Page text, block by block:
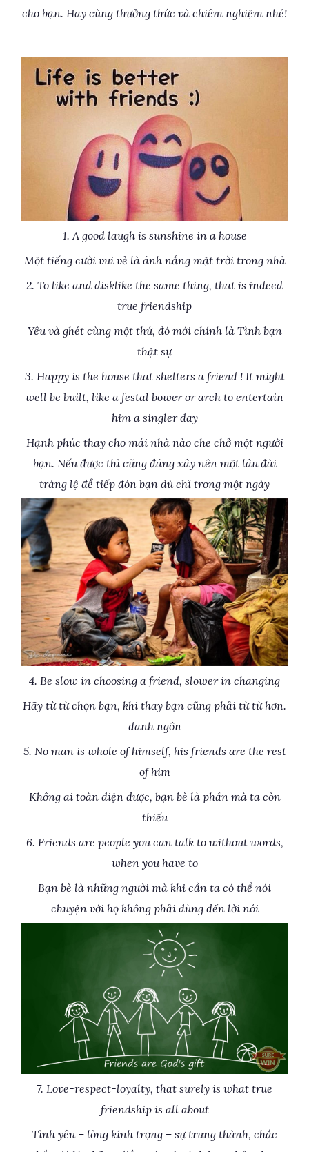
cho bạn. Hãy cùng thưởng thức và chiêm nghiệm nhé!
1. A good laugh is sunshine in a house
Một tiếng cười vui vẻ là ánh nắng mặt trời trong nhà
2. To like and disklike the same thing, that is indeed
true friendship
Yêu và ghét cùng một thứ, đó mới chính là Tình bạn
thật sự
3. Happy is the house that shelters a friend ! It might
well be built, like a festal bower or arch to entertain
him a singler day
Hạnh phúc thay cho mái nhà nào che chở một người
bạn. Nếu được thì cũng đáng xây nên một lâu đài
tráng lệ để tiếp đón bạn dù chỉ trong một ngày
4. Be slow in choosing a friend, slower in changing
Hãy từ từ chọn bạn, khi thay bạn cũng phải từ từ hơn.
danh ngôn
5. No man is whole of himself, his friends are the rest
of him
Không ai toàn diện được, bạn bè là phần mà ta còn
thiếu
6. Friends are people you can talk to without words,
when you have to
Bạn bè là những người mà khi cần ta có thể nói
chuyện với họ không phải dùng đến lời nói
7. Love-respect-loyalty, that surely is what true
friendship is all about
Tình yêu – lòng kính trọng – sự trung thành, chắc